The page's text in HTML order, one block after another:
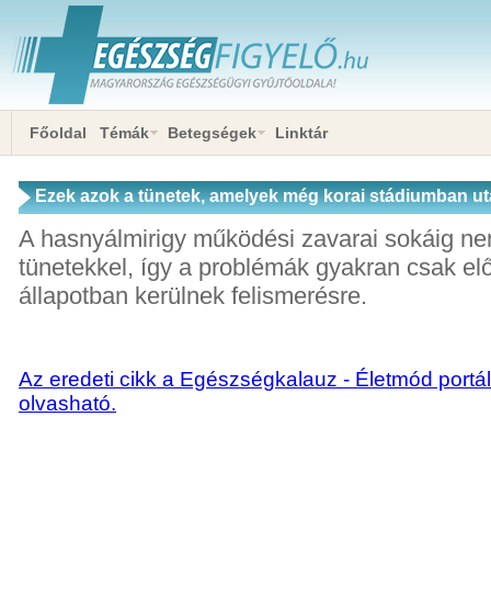
Főoldal Témák Betegségek Linktár
Ezek azok a tünetek, amelyek még korai stádiumban
hasnyálmirigyrákra
A hasnyálmirigy működési zavarai sokáig
tünetekkel, így a problémák gyakran csak
állapotban kerülnek felismerésre.
Az eredeti cikk a Egészségkalauz - Életmód
olvasható.